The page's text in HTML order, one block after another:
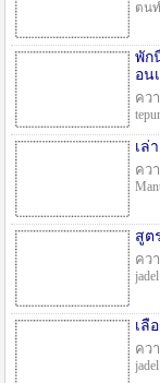
ตน
พัก
คว
เล่
คว
สูต
คว
เลื
คว